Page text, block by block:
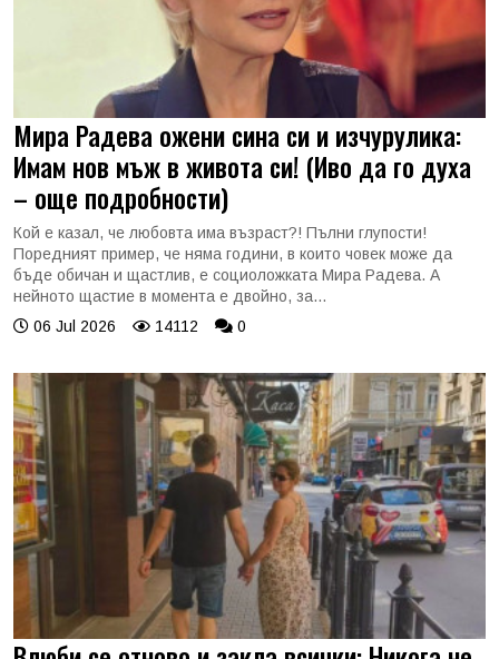
Мира Радева ожени сина си и изчурулика:
Имам нов мъж в живота си! (Иво да го духа
– още подробности)
Кой е казал, че любовта има възраст?! Пълни глупости!
Поредният пример, че няма години, в които човек може да
бъде обичан и щастлив, е социоложката Мира Радева. А
нейното щастие в момента е двойно, за...
06 Jul 2026
14112 0